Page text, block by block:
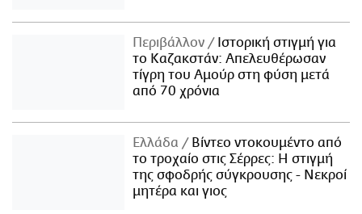
Περιβάλλον
Ιστορική στιγμή για
το Καζακστάν: Απελευθέρωσαν
τίγρη του Αμούρ στη φύση μετά
από 70 χρόνια
Ελλάδα
Βίντεο ντοκουμέντο από
το τροχαίο στις Σέρρες: Η στιγμή
της σφοδρής σύγκρουσης - Νεκροί
μητέρα και γιος